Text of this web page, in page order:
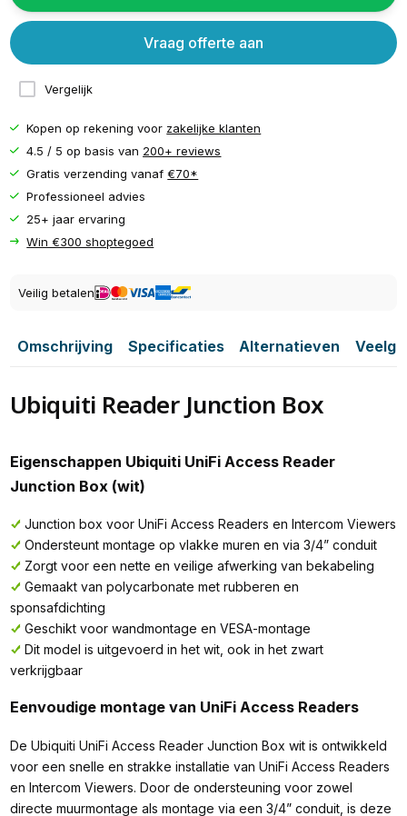
Vergelijk
Vraag offerte aan
Kopen op rekening voor zakelijke klanten
4.5 / 5 op basis van 200+ reviews
Gratis verzending vanaf€70*
Professioneel advies
25+ jaar ervaring
Win €300 shoptegoed
Veilig betalen
Omschrijving Specificaties Alternatieven
Ubiquiti Reader Junction Box
Eigenschappen Ubiquiti UniFi Access Reader
Junction Box (wit)
Junction box voor UniFi Access Readers en Intercom Viewers
Ondersteunt montage op vlakke muren en via 3/4” conduit
Zorgt voor een nette en veilige afwerking van bekabeling
Gemaakt van polycarbonate met rubberen en
sponsafdichting
Geschikt voor wandmontage en VESA-montage
Dit model is uitgevoerd in het wit, ook in het zwart
verkrijgbaar
Eenvoudige montage van UniFi Access Readers
De Ubiquiti UniFi Access Reader Junction Box wit is ontwikkeld
voor een snelle en strakke installatie van UniFi Access Readers
en Intercom Viewers. Door de ondersteuning voor zowel
directe muurmontage als montage via een 3/4” conduit, is deze